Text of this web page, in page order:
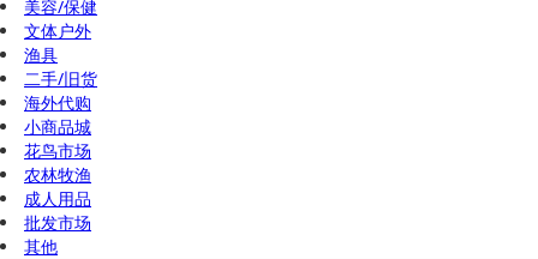
美容/保健
文体户外
渔具
二手/旧货
海外代购
小商品城
花鸟市场
农林牧渔
成人用品
批发市场
其他